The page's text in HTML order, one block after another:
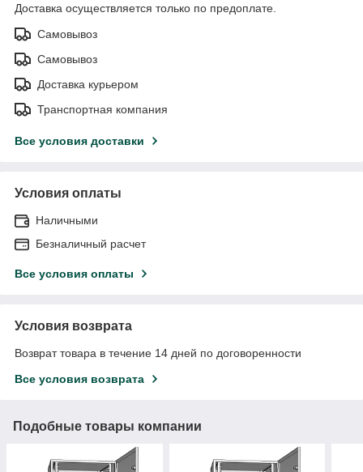
Доставка осуществляется только по предоплате.
Самовывоз
Самовывоз
Доставка курьером
Транспортная компания
Все условия доставки
Условия оплаты
Наличными
Безналичный расчет
Все условия оплаты
Условия возврата
Возврат товара в течение 14 дней по договоренности
Все условия возврата
Подобные товары компании